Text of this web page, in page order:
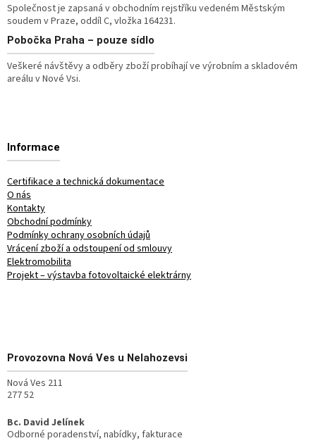
Společnost je zapsaná v obchodním rejstříku vedeném Městským
soudem v Praze, oddíl C, vložka 164231.
Pobočka Praha – pouze sídlo
Veškeré návštěvy a odběry zboží probíhají ve výrobním a skladovém
areálu v Nové Vsi.
Informace
Certifikace a technická dokumentace
O nás
Kontakty
Obchodní podmínky
Podmínky ochrany osobních údajů
Vrácení zboží a odstoupení od smlouvy
Elektromobilita
Projekt – výstavba fotovoltaické elektrárny
Provozovna Nová Ves u Nelahozevsi
Nová Ves 211
277 52
Bc. David Jelínek
Odborné poradenství, nabídky, fakturace